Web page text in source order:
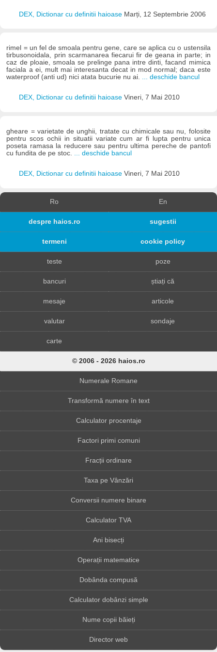
DEX, Dictionar cu definitii haioase Marți, 12 Septembrie 2006
rimel = un fel de smoala pentru gene, care se aplica cu o ustensila
tirbusonoidala, prin scarmanarea fiecarui fir de geana in parte; in
caz de ploaie, smoala se prelinge pana intre dinti, facand mimica
faciala a ei, mult mai interesanta decat in mod normal; daca este
waterproof (anti ud) nici atata bucurie nu ai. ... deschide bancul
DEX, Dictionar cu definitii haioase Vineri, 7 Mai 2010
gheare = varietate de unghii, tratate cu chimicale sau nu, folosite
pentru scos ochii in situatii variate cum ar fi lupta pentru unica
poseta ramasa la reducere sau pentru ultima pereche de pantofi
cu fundita de pe stoc.
... deschide bancul
DEX, Dictionar cu definitii haioase Vineri, 7 Mai 2010
Ro En
despre haios.ro sugestii
termeni cookie policy
teste poze
bancuri știați că
mesaje articole
valutar sondaje
carte
© 2006 - 2026 haios.ro
Numerale Romane
Transformă numere în text
Calculator procentaje
Factori primi comuni
Fracții ordinare
Taxa pe Vânzări
Conversii numere binare
Calculator TVA
Ani bisecți
Operații matematice
Dobânda compusă
Calculator dobânzi simple
Nume copii băieți
Director web